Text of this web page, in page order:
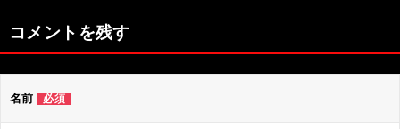
ビ
ゲ
ー
コメントを残す
名前 必須